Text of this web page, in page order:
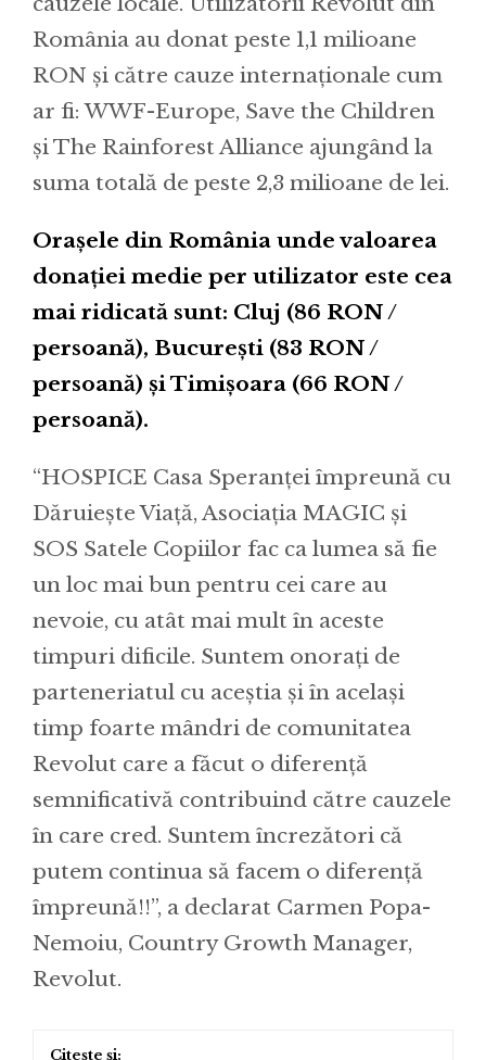
România au donat peste 1,1 milioane
RON și către cauze internaționale cum
ar fi: WWF-Europe, Save the Children
și The Rainforest Alliance ajungând la
suma totală de peste 2,3 milioane de lei.
Orașele din România unde valoarea
donației medie per utilizator este cea
mai ridicată sunt: Cluj (86 RON /
persoană), București (83 RON /
persoană) și Timișoara (66 RON /
persoană).
“HOSPICE Casa Speranței împreună cu
Dăruiește Viață, Asociația MAGIC și
SOS Satele Copiilor fac ca lumea să fie
un loc mai bun pentru cei care au
nevoie, cu atât mai mult în aceste
timpuri dificile. Suntem onorați de
parteneriatul cu aceștia și în același
timp foarte mândri de comunitatea
Revolut care a făcut o diferență
semnificativă contribuind către cauzele
în care cred. Suntem încrezători că
putem continua să facem o diferență
împreună!!”, a declarat Carmen Popa-
Nemoiu, Country Growth Manager,
Revolut.